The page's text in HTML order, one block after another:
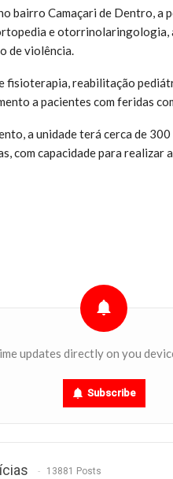
bairro Camaçari de Dentro,
e otorrinolaringologia,
de violência.
fisioterapia, reabilitação
a pacientes com feridas
a unidade terá cerca de
com capacidade para realizar
updates directly on you
Subscribe
13881 Posts